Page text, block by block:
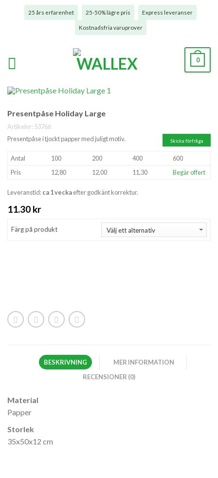
25 års erfarenhet 25-50% lägre pris Express leveranser
Kostnadsfria varuprover
0
Presentpåse Holiday Large
Artikelnr: 53766
Skicka förfråga
Presentpåse i tjockt papper med juligt motiv.
Antal 100 200 400
600
Pris
12,80 12,00 11,30 Begär offert
Leveranstid:ca 1 veckaefter godkänt korrektur.
11.30 kr
Färg på produkt
BESKRIVNING
MER INFORMATION
RECENSIONER (0)
Material
Papper
Storlek
35x50x12 cm